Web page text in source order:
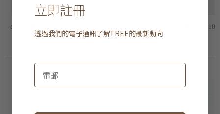
citra 兩門四層書架 HK$14,950
block 層架 HK$31,450
timba 開放式層架 - 十層架、兩抽屜 HK$17,950
timba 開放式層架 - 六層架 HK$16,950
timba 開放式層架 - 七層架 HK$13,950
timba 開放式層架 - 十層架、一抽屜 HK$16,950
stack open rack with 3 shelves HK$2,950
stack open rack with 2 shelves HK$1,950
pebbles 層架 HK$15,950
PI 層架 HK$14,950
立即註冊
透過我們的電子通訊了解TREE的最新動向